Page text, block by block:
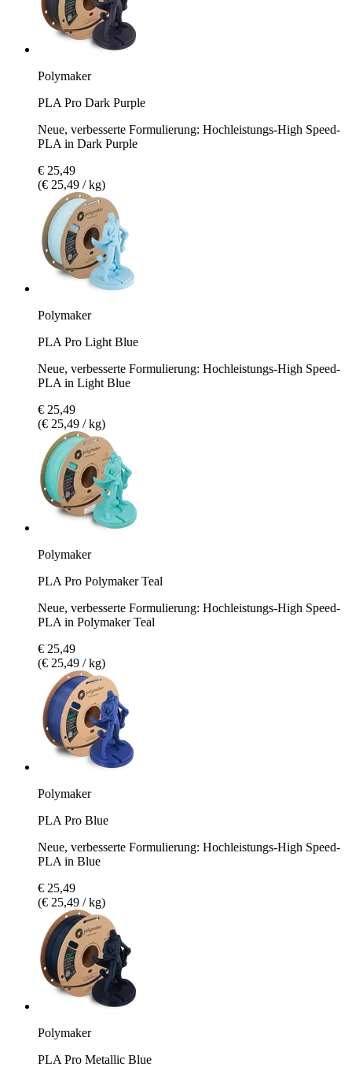
Polymaker
PLA Pro Dark Purple
Neue, verbesserte Formulierung: Hochleistungs-High Speed-
PLA in Dark Purple
€ 25,49
(€ 25,49 / kg)
Polymaker
PLA Pro Light Blue
Neue, verbesserte Formulierung: Hochleistungs-High Speed-
PLA in Light Blue
€ 25,49
(€ 25,49 / kg)
Polymaker
PLA Pro Polymaker Teal
Neue, verbesserte Formulierung: Hochleistungs-High Speed-
PLA in Polymaker Teal
€ 25,49
(€ 25,49 / kg)
Polymaker
PLA Pro Blue
Neue, verbesserte Formulierung: Hochleistungs-High Speed-
PLA in Blue
€ 25,49
(€ 25,49 / kg)
Polymaker
PLA Pro Metallic Blue